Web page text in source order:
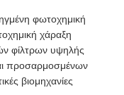
φωτοχημική
χάραξη
φίλτρων υψηλής
προσαρμοσμένων
βιομηχανίες